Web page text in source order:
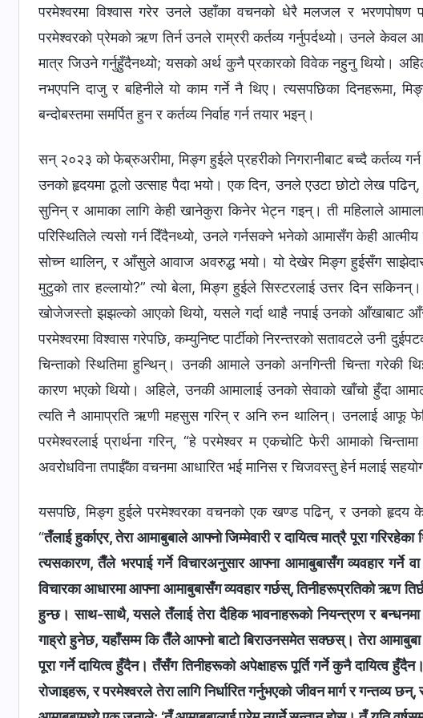
परमेश्‍वरमा विश्‍वास गरेर उनले उहाँका वचनको धेरै मलजल र भरणपोषण
परमेश्‍वरको प्रेमको ऋण तिर्न उनले राम्ररी कर्तव्य गर्नुपर्दथ्यो। उनले केवल
मात्र जिउने गर्नुहुँदैनथ्यो; यसको अर्थ कुनै प्रकारको विवेक नहुनु थियो।
नभएपनि दाजु र बहिनीले यो काम गर्ने नै थिए। त्यसपछिका दिनहरूमा,
बन्दोबस्तमा समर्पित हुन र कर्तव्य निर्वाह गर्न तयार भइन्।
सन् २०२३ को फेब्रुअरीमा, मिङ्ग हुईले प्रहरीको निगरानीबाट बच्दै कर्तव्य
उनको हृदयमा ठूलो उत्साह पैदा भयो। एक दिन, उनले एउटा छोटो लेख
सुनिन् र आमाका लागि केही खानेकुरा किनेर भेट्न गइन्। ती महिलाले
परिस्थितिले त्यसो गर्न दिँदैनथ्यो, उनले गर्नसक्ने भनेको आमासँग केही
सोच्न थालिन्, र आँसुले आवाज अवरुद्ध भयो। यो देखेर मिङ्ग हुईसँग
मुटुको तार हल्लायो?” त्यो बेला, मिङ्ग हुईले सिस्टरलाई उत्तर दिन
खोजेजस्तो झझल्को आएको थियो, यसले गर्दा थाहै नपाई उनको आँखाबाट
परमेश्‍वरमा विश्‍वास गरेपछि, कम्युनिष्ट पार्टीको निरन्तरको सतावटले उनी
चिन्ताको स्थितिमा हुन्थिन्। उनकी आमाले उनको अनगिन्ती चिन्ता
कारण भएको थियो। अहिले, उनकी आमालाई उनको सेवाको खाँचो हुँदा
त्यति नै आमाप्रति ऋणी महसुस गरिन् र अनि रुन थालिन्। उनलाई आफू
परमेश्‍वरलाई प्रार्थना गरिन्, “हे परमेश्‍वर म एकचोटि फेरी आमाको
अवरोधविना तपाईँका वचनमा आधारित भई मानिस र चिजवस्तु हेर्न मलाई
यसपछि, मिङ्ग हुईले परमेश्‍वरका वचनको एक खण्ड पढिन्, र उनको हृदय
“तँलाई हुर्काएर, तेरा आमाबुबाले आफ्नो जिम्मेवारी र दायित्व मात्रै पूरा
त्यसकारण, तैँले भरपाई गर्ने विचारअनुसार आफ्ना आमाबुबासँग व्यवहार गर्ने
विचारका आधारमा आफ्ना आमाबुबासँग व्यवहार गर्छस्, तिनीहरूप्रतिको ऋण
हुन्छ। साथ-साथै, यसले तँलाई तेरा दैहिक भावनाहरूको नियन्त्रण र बन्धनमा
गाह्रो हुनेछ, यहाँसम्‍म कि तैँले आफ्नो बाटो बिराउनसमेत सक्छस्। तेरा
पूरा गर्ने दायित्व हुँदैन। तँसँग तिनीहरूको अपेक्षाहरू पूर्ति गर्ने कुनै दायित्व
रोजाइहरू, र परमेश्‍वरले तेरा लागि निर्धारित गर्नुभएको जीवन मार्ग र